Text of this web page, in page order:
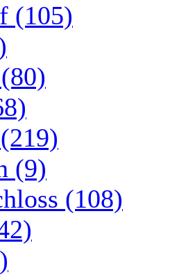
(105)
(9)
(108)